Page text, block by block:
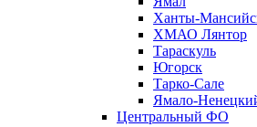
Ханты-
ХМАО Лянтор
Тараскуль
Югорск
Тарко-Сале
Ямало-
Центральный ФО